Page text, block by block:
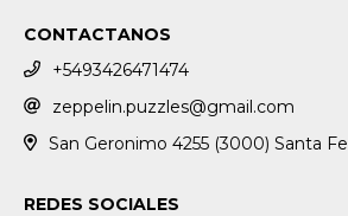
CONTACTANOS
+5493426471474
zeppelin.puzzles@gmail.com
San Geronimo 4255 (3000) Santa Fe
REDES SOCIALES